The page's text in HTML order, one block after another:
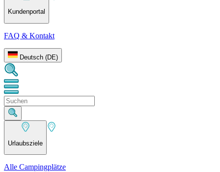
Kundenportal
FAQ & Kontakt
Deutsch (DE)
Urlaubsziele
Alle Campingplätze